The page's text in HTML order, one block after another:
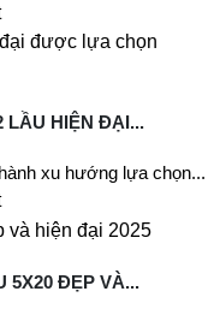
LẦU HIỆN ĐẠI...
xu hướng lựa chọn...
5X20 ĐẸP VÀ...